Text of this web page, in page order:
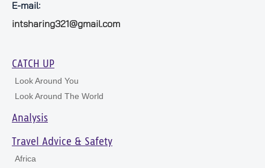
E-mail:
intsharing321@gmail.com
CATCH UP
Look Around You
Look Around The World
Analysis
Travel Advice & Safety
Africa